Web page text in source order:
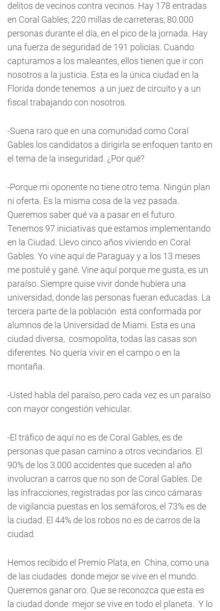
delitos de vecinos contra vecinos. Hay 178 entradas
en Coral Gables, 220 millas de carreteras, 80.000
personas durante el día, en el pico de la jornada. Hay
una fuerza de seguridad de 191 policías. Cuando
capturamos a los maleantes, ellos tienen que ir con
nosotros a la justicia. Esta es la única ciudad en la
Florida donde tenemos a un juez de circuito y a un
fiscal trabajando con nosotros.
-Suena raro que en una comunidad como Coral
Gables los candidatos a dirigirla se enfoquen tanto en
el tema de la inseguridad. ¿Por qué?
-Porque mi oponente no tiene otro tema. Ningún plan
ni oferta. Es la misma cosa de la vez pasada.
Queremos saber qué va a pasar en el futuro.
Tenemos 97 iniciativas que estamos implementando
en la Ciudad. Llevo cinco años viviendo en Coral
Gables. Yo vine aquí de Paraguay y a los 13 meses
me postulé y gané. Vine aquí porque me gusta, es un
paraíso. Siempre quise vivir donde hubiera una
universidad, donde las personas fueran educadas. La
tercera parte de la población está conformada por
alumnos de la Universidad de Miami. Esta es una
ciudad diversa, cosmopolita, todas las casas son
diferentes. No quería vivir en el campo o en la
montaña.
-Usted habla del paraíso, pero cada vez es un paraíso
con mayor congestión vehicular.
-El tráfico de aquí no es de Coral Gables, es de
personas que pasan camino a otros vecindarios. El
90% de los 3.000 accidentes que suceden al año
involucran a carros que no son de Coral Gables. De
las infracciones, registradas por las cinco cámaras
de vigilancia puestas en los semáforos, el 73% es de
la ciudad. El 44% de los robos no es de carros de la
ciudad.
Hemos recibido el Premio Plata, en China, como una
de las ciudades donde mejor se vive en el mundo.
Queremos ganar oro. Que se reconozca que esta es
la ciudad donde mejor se vive en todo el planeta. Y lo